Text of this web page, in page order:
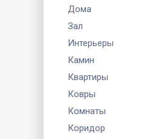
Дома
Зал
Интерьеры
Камин
Квартиры
Ковры
Комнаты
Коридор